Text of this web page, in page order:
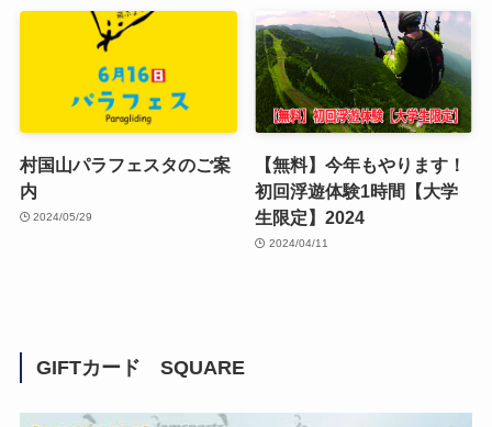
村国山パラフェスタのご案
内
2024/05/29
【無料】今年もやります！
初回浮遊体験1時間【大学
生限定】2024
2024/04/11
GIFTカード SQUARE